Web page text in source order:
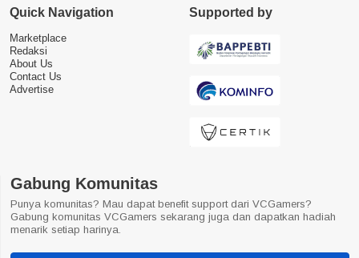
Quick Navigation
Marketplace
Redaksi
About Us
Contact Us
Advertise
Supported by
Gabung Komunitas
Punya komunitas? Mau dapat benefit support dari VCGamers?
Gabung komunitas VCGamers sekarang juga dan dapatkan hadiah
menarik setiap harinya.